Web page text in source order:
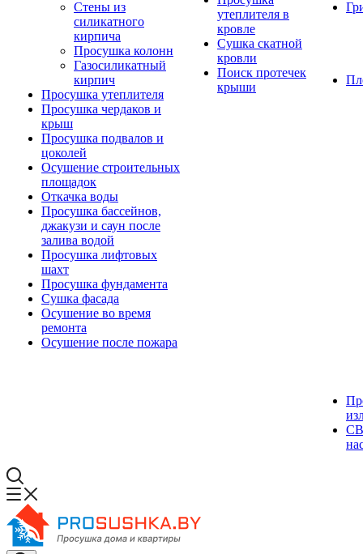
Стены из
силикатного
кирпича
Просушка колонн
Газосиликатный
кирпич
Просушка утеплителя
Просушка чердаков и
крыш
Просушка подвалов и
цоколей
Осушение строительных
площадок
Откачка воды
Просушка бассейнов,
джакузи и саун после
залива водой
Просушка лифтовых
шахт
Просушка фундамента
Сушка фасада
Осушение во время
ремонта
Осушение после пожара
утеплителя в
кровле
Сушка скатной
кровли
Поиск протечек
крыши